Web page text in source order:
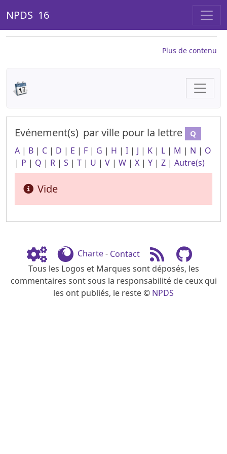
NPDS 16
Plus de contenu
Evénement(s) par ville pour la lettre Q
A | B | C | D | E | F | G | H | I | J | K | L | M | N | O
| P | Q | R | S | T | U | V | W | X | Y | Z | Autre(s)
Vide
Charte- Contact
Tous les Logos et Marques sont déposés, les
commentaires sont sous la responsabilité de ceux qui
les ont publiés, le reste © NPDS